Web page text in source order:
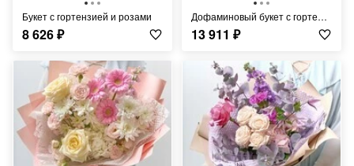
Букет с гортензией и розами
8 626₽
Дофаминовый букет с гортензией
13 911 ₽